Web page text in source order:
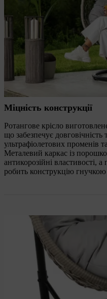
Міцність конструкції
Ротангове крісло
що забезпечує довговічність
ультрафіолетових променів
Металевий каркас із
антикорозійні властивості,
робить конструкцію